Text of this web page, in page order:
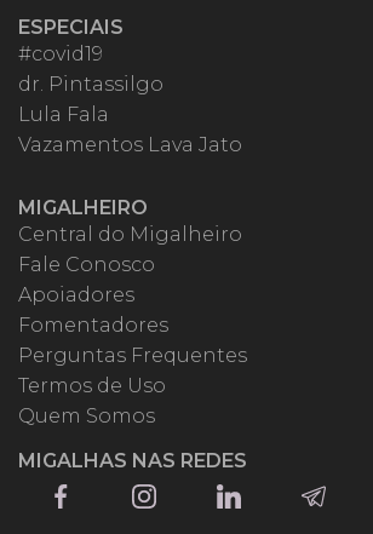
ESPECIAIS
#covid19
dr. Pintassilgo
Lula Fala
Vazamentos Lava Jato
MIGALHEIRO
Central do Migalheiro
Fale Conosco
Apoiadores
Fomentadores
Perguntas Frequentes
Termos de Uso
Quem Somos
MIGALHAS NAS REDES